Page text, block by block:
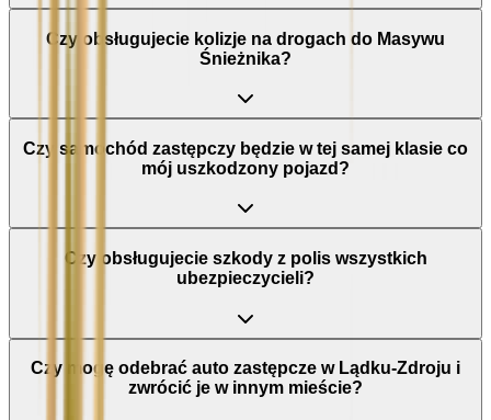
Czy obsługujecie kolizje na drogach do Masywu
Śnieżnika?
Czy samochód zastępczy będzie w tej samej klasie co
mój uszkodzony pojazd?
Czy obsługujecie szkody z polis wszystkich
ubezpieczycieli?
Czy mogę odebrać auto zastępcze w Lądku-Zdroju i
zwrócić je w innym mieście?